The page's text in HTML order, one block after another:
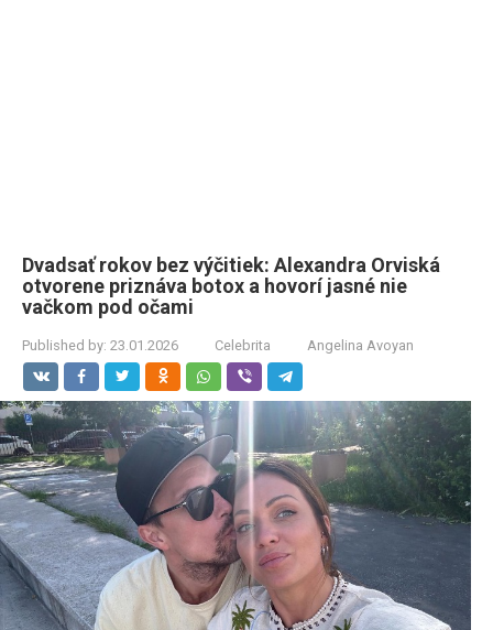
Dvadsať rokov bez výčitiek: Alexandra Orviská
otvorene priznáva botox a hovorí jasné nie
vačkom pod očami
Published by: 23.01.2026 Celebrita Angelina Avoyan